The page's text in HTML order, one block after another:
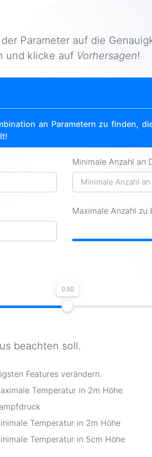
Parameter auf die
und klicke auf Vorhersagen!
an Parametern zu finden,
Minimale Anzahl an
Maximale Anzahl
0.50
beachten soll.
Features verändern.
Temperatur in 2m Höhe
Temperatur in 2m Höhe
Temperatur in 5cm Höhe